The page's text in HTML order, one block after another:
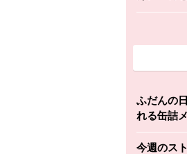
ふだんの
れる缶詰
今週のス